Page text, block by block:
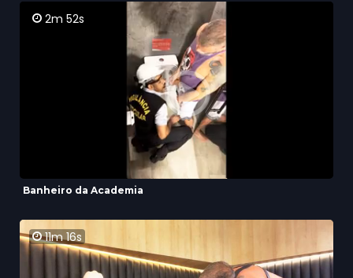
2m 52s
Banheiro da Academia
11m 16s